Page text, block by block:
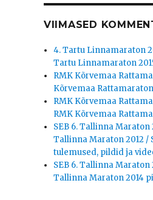
VIIMASED
4. Tartu Linnamaraton
Tartu Linnamaraton
RMK Kõrvemaa
Kõrvemaa
RMK Kõrvemaa
RMK Kõrvemaa
SEB 6. Tallinna Maraton
Tallinna Maraton 2012 /
tulemused, pildid ja
SEB 6. Tallinna Maraton
Tallinna Maraton 2014